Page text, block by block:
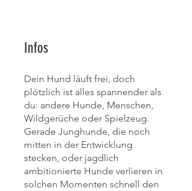
Infos
Dein Hund läuft frei, doch
plötzlich ist alles spannender als
du: andere Hunde, Menschen,
Wildgerüche oder Spielzeug.
Gerade Junghunde, die noch
mitten in der Entwicklung
stecken, oder jagdlich
ambitionierte Hunde verlieren in
solchen Momenten schnell den